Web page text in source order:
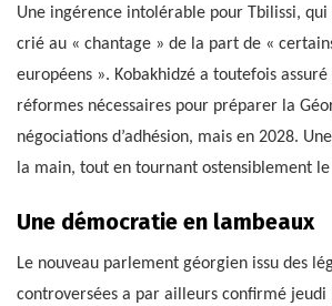
Une ingérence intolérable pour Tbilissi,
crié au « chantage » de la part de «
européens ». Kobakhidzé a toutefois
réformes nécessaires pour préparer la
négociations d’adhésion, mais en 2028.
la main, tout en tournant ostensiblement le
Une démocratie en lambeaux
Le nouveau parlement géorgien issu des
controversées a par ailleurs confirmé jeudi